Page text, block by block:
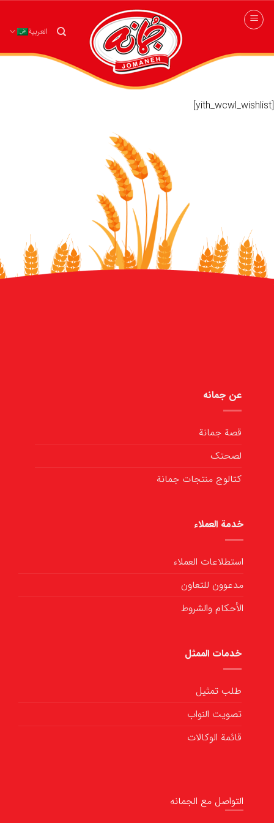
Skip
العربية
[yith_wcwl_wishlist]
عن جمانه
قصة جمانة
لصحتك
كتالوج منتجات جمانة
خدمة العملاء
استطلاعات العملاء
مدعوون للتعاون
الأحكام والشروط
خدمات الممثل
طلب تمثيل
تصويت النواب
قائمة الوكالات
التواصل مع الجمانه